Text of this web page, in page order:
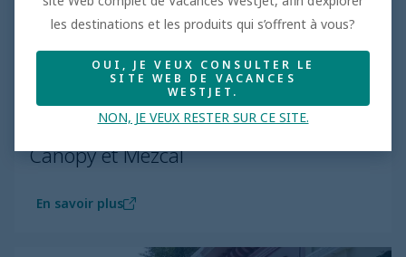
Canopy et Mezcal
En savoir plus
les destinations et les produits qui s’offrent à vous?
OUI, JE VEUX CONSULTER LE
SITE WEB DE VACANCES
WESTJET.
NON, JE VEUX RESTER SUR CE SITE.